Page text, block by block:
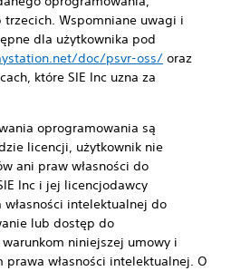
Wspomniane uwagi i
dla użytkownika pod
doc/psvr-oss/ oraz
które SIE Inc uzna za
oprogramowania są
licencji, użytkownik nie
ani praw własności do
Inc i jej licencjodawcy
intelektualnej do
lub dostęp do
niniejszej umowy i
własności intelektualnej. O